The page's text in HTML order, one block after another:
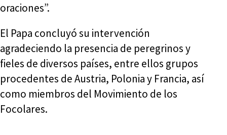
oraciones”.
El Papa concluyó su intervención
agradeciendo la presencia de peregrinos y
fieles de diversos países, entre ellos grupos
procedentes de Austria, Polonia y Francia, así
como miembros del Movimiento de los
Focolares.